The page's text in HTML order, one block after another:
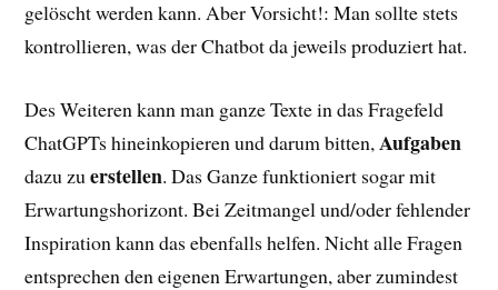
gelöscht werden kann. Aber Vorsicht!: Man sollte stets
kontrollieren, was der Chatbot da jeweils produziert hat.
Des Weiteren kann man ganze Texte in das Fragefeld
ChatGPTs hineinkopieren und darum bitten,Aufgaben
dazu zuerstellen. Das Ganze funktioniert sogar mit
Erwartungshorizont. Bei Zeitmangel und/oder fehlender
Inspiration kann das ebenfalls helfen. Nicht alle Fragen
entsprechen den eigenen Erwartungen, aber zumindest